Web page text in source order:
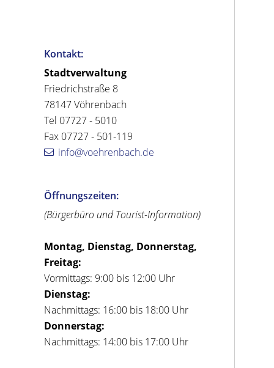
Kontakt:
Stadtverwaltung
Friedrichstraße 8
78147 Vöhrenbach
Tel 07727 - 5010
Fax 07727 - 501-119
info@voehrenbach.de
Öffnungszeiten:
(Bürgerbüro und Tourist-Information)
Montag, Dienstag, Donnerstag,
Freitag:
Vormittags: 9:00 bis 12:00 Uhr
Dienstag:
Nachmittags: 16:00 bis 18:00 Uhr
Donnerstag:
Nachmittags: 14:00 bis 17:00 Uhr